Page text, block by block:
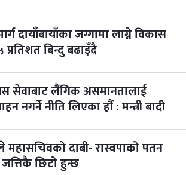
दायाँबायाँका जग्गामा लाग्ने विकास
बिन्दु बढाइँदै
सेवाबाट लैंगिक असमानतालाई
नगर्ने नीति लिएका हौं : मन्त्री बादी
महासचिवको दाबी- रास्वपाको पतन
छिटो हुन्छ